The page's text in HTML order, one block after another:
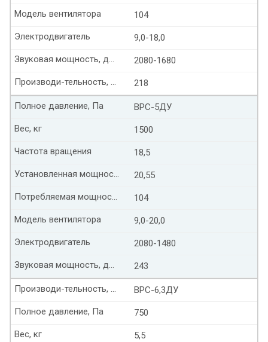
104
Модель вентилятора
9,0-18,0
Электродвигатель
2080-1680
Звуковая мощность, дБ(А)
218
Производи-тельность, тыс. м³/час
ВРС-5ДУ
Полное давление, Па
1500
Вес, кг
18,5
Частота вращения
20,55
Установленная мощность, кВт
104
Потребляемая мощность, кВт
9,0-20,0
Модель вентилятора
2080-1480
Электродвигатель
243
Звуковая мощность, дБ(А)
ВРС-6,3ДУ
Производи-тельность, тыс. м³/час
750
Полное давление, Па
5,5
Вес, кг